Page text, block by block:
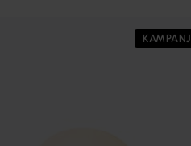
KAMPANJ